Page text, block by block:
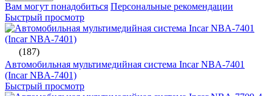
Вам могут понадобиться Персональные рекомендации
Быстрый просмотр
(187)
Автомобильная мультимедийная система Incar NBA-7401
(Incar NBA-7401)
Быстрый просмотр